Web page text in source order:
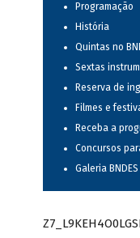
Programação
História
Quintas no
Sextas
Reserva de
Filmes e
Receba a
Concursos
Galeria BNDES